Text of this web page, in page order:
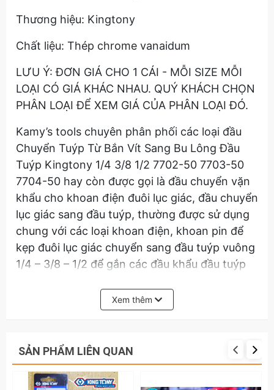
Thương hiệu: Kingtony
Chất liệu: Thép chrome vanaidum
LƯU Ý: ĐƠN GIÁ CHO 1 CÁI - MỖI SIZE MỖI
LOẠI CÓ GIÁ KHÁC NHAU. QUÝ KHÁCH CHỌN
PHÂN LOẠI ĐỂ XEM GIÁ CỦA PHÂN LOẠI ĐÓ.
Kamy’s tools chuyên phân phối các loại đầu
Chuyển Tuýp Từ Bắn Vít Sang Bu Lông Đầu
Tuýp Kingtony 1/4 3/8 1/2 7702-50 7703-50
7704-50 hay còn được gọi là đầu chuyển vặn
khẩu cho khoan điện đuôi lục giác, đầu chuyển
lục giác sang đầu tuýp, thường được sử dụng
chung với các loại khoan điện, khoan pin để
kẹp đuôi lục giác chuyển sang đầu tuýp vuông
1/4 – 3/8 – 1/2 để gắn các đầu khẩu đầu tuýp
Sản xuất chính hãng tại đài loan với chất
dụng được lâu dài hơn các loại khác.
Thiết kế có cùng đuôi lục giác bắn vít 6.35mm
Xem thêm
SẢN PHẨM LIÊN QUAN